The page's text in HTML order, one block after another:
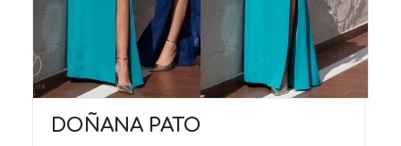
DOÑANA PATO